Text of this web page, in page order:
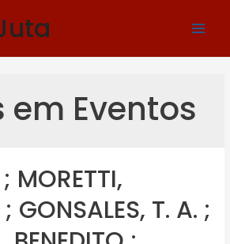
em Eventos
MORETTI,
GONSALES, T. A. ;